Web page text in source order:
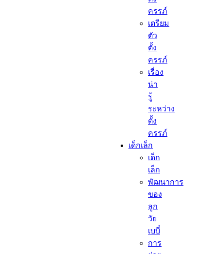
ครรภ์
เตรียม
ตัว
ตั้ง
ครรภ์
เรื่อง
น่า
รู้
ระหว่าง
ตั้ง
ครรภ์
เด็กเล็ก​
เด็ก
เล็ก​
พัฒนาการ
ของ
ลูก
วัย
เบบี๋
การ